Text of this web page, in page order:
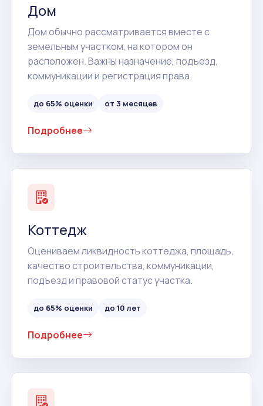
Дом
Дом обычно рассматривается вместе с
земельным участком, на котором он
расположен. Важны назначение, подъезд,
коммуникации и регистрация права.
до 65% оценки от 3 месяцев
Подробнее
Коттедж
Оцениваем ликвидность коттеджа, площадь,
качество строительства, коммуникации,
подъезд и правовой статус участка.
до 65% оценки до 10 лет
Подробнее